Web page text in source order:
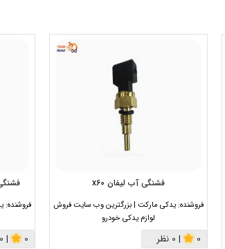
فشنگی آب لیفان x60
فروشنده: یدکی مارکت | بزرگترین وب سایت فروش
لوازم یدکی خودرو
0
| 0 نظر
فشنگی آب
فروشنده:
0
| 0 نظر